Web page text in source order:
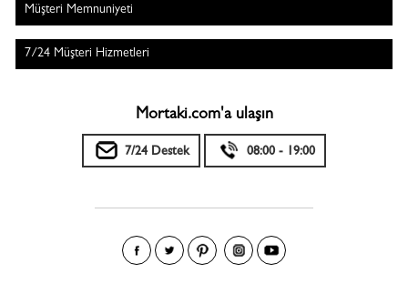
Müşteri Memnuniyeti
7/24 Müşteri Hizmetleri
Mortaki.com'a ulaşın
7/24 Destek 08:00 - 19:00